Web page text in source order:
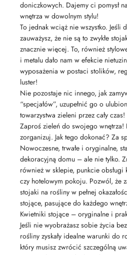
doniczkowych. Dajemy ci pomysł
wnętrza w dowolnym stylu!
To jednak wciąż nie wszystko. Jeśli
zauważysz, że nie są to zwykłe
znacznie więcej. To, również
i metalu dało nam w efekcie
wyposażenia w postaci stolików,
luster!
Nie pozostaje nic innego, jak
“specjałów”, uzupełnić go o
towarzystwa zieleni przez cały czas!
Zaproś zieleń do swojego
zorganizuj. Jak tego dokonać? Za
Nowoczesne, trwałe i oryginalne,
dekoracyjną domu – ale nie tylko.
również w sklepie, punkcie
czy hotelowym pokoju. Pozwól, że
stojaki na rośliny w pełnej
stojące, pasujące do każdego
Kwietniki stojące – oryginalne i
Jeśli nie wyobrażasz sobie życia
rośliny zyskały idealne warunki do
który musisz zwrócić szczególną